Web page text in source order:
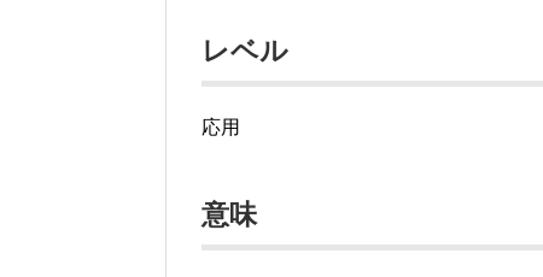
レベル
応用
意味